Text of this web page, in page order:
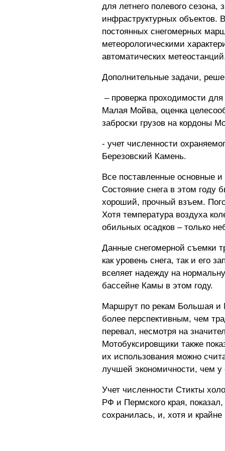
для летнего полевого сезона,
инфраструктурных объектов.
постоянных снегомерных
метеорологическими
автоматических
Дополнительные задачи,
– проверка проходимости
Малая Мойва, оценка
заброски грузов на кордоны
- учет численности
Березовский Камень.
Все поставленные основные
Состояние снега в этом году
хороший, прочный взъем.
Хотя температура воздуха
обильных осадков – только
Данные снегомерной съемки
как уровень снега, так и его
вселяет надежду на
бассейне Камы в этом году.
Маршрут по рекам Большая и
более перспективным, чем
перевал, несмотря на
Мотобуксировщики также
их использования можно
лучшей экономичности, чем у
Учет численности Стикты
РФ и Пермского края,
сохранилась, и, хотя и